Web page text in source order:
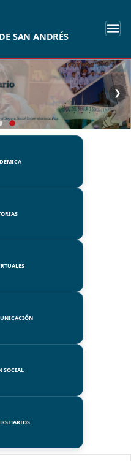
SAN ANDRÉS
❯
SOCIAL